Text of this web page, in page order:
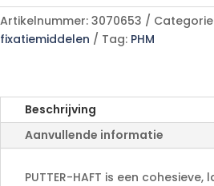
p/s
aantal
l
t
e
a
t
Artikelnummer: 3070653
fixatiemiddelen
Tag: PHM
Beschrijving
Aanvullende informatie
PUTTER-HAFT is een